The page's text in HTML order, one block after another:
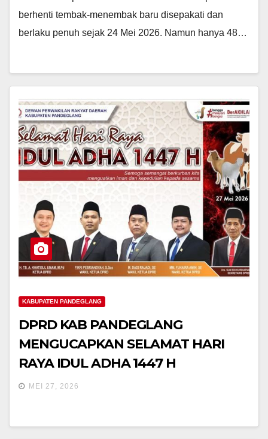
berhenti tembak-menembak baru disepakati dan
berlaku penuh sejak 24 Mei 2026. Namun hanya 48…
KABUPATEN PANDEGLANG
DPRD KAB PANDEGLANG
MENGUCAPKAN SELAMAT HARI
RAYA IDUL ADHA 1447 H
MEI 27, 2026